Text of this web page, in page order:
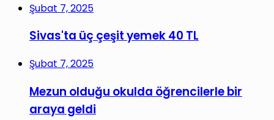
Şubat 7, 2025
Sivas'ta üç çeşit yemek 40 TL
Şubat 7, 2025
Mezun olduğu okulda öğrencilerle bir
araya geldi